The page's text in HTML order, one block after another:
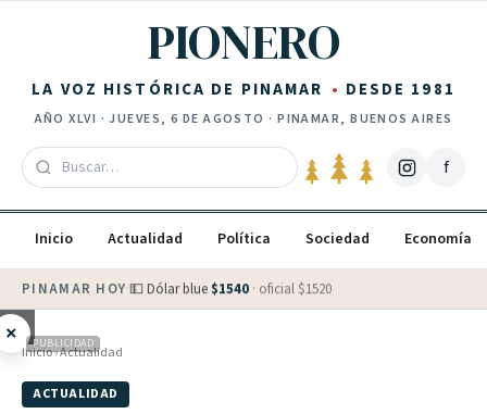
PIONERO
LA VOZ HISTÓRICA DE PINAMAR DESDE 1981
AÑOXLVI ·JUEVES, 6 DE AGOSTO · PINAMAR, BUENOS AIRES
f
Inicio Actualidad Política Sociedad Economía
PINAMAR HOY·💵 Dólar blue $1540 · oficial $1520
× PUBLICIDAD
Inicio›Actualidad
ACTUALIDAD